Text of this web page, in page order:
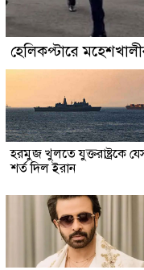
হেলিকপ্টারে
হরমুজ খুলতে যুক্তরাষ্ট্রকে
শর্ত দিল ইরান